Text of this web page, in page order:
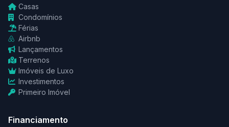
Casas
Condomínios
Férias
Airbnb
Lançamentos
Terrenos
Imóveis de Luxo
Investimentos
Primeiro Imóvel
Financiamento